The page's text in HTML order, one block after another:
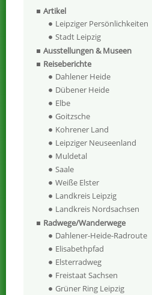
Artikel
Leipziger Persönlichkeiten
Stadt Leipzig
Ausstellungen & Museen
Reiseberichte
Dahlener Heide
Dübener Heide
Elbe
Goitzsche
Kohrener Land
Leipziger Neuseenland
Muldetal
Saale
Weiße Elster
Landkreis Leipzig
Landkreis Nordsachsen
Radwege/Wanderwege
Dahlener-Heide-Radroute
Elisabethpfad
Elsterradweg
Freistaat Sachsen
Grüner Ring Leipzig